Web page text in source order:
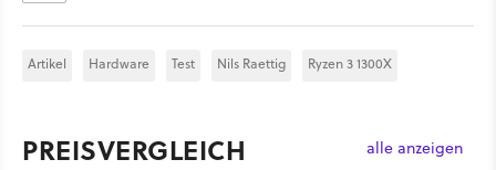
Artikel Hardware Test Nils Raettig Ryzen 3 1300X
PREISVERGLEICH alle anzeigen